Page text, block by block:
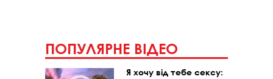
ПОПУЛЯРНЕ ВІДЕО
Я хочу від тебе сексу: